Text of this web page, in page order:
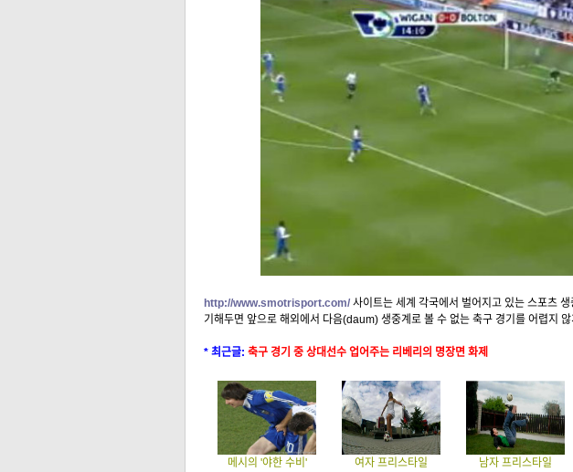
http://www.smotrisport.com/ 사이트는 세계 각국에서 벌어지고 있는 스포츠
기해두면 앞으로 해외에서 다음(daum) 생중계로 볼 수 없는 축구 경기를 어렵지
* 최근글: 축구 경기 중 상대선수 업어주는 리베리의 명장면 화제
메시의 '야한 수비' 여자 프리스타일 남자 프리스타일